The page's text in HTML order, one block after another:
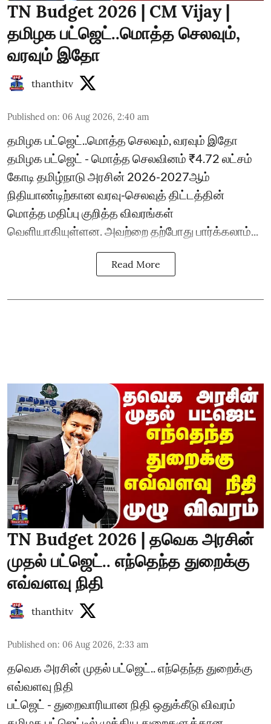
TN Budget 2026 | CM Vijay |
தமிழக பட்ஜெட்..மொத்த செலவும்,
வரவும் இதோ
thanthitv
Published on: 06 Aug 2026, 2:40 am
தமிழக பட்ஜெட்..மொத்த செலவும், வரவும் இதோ
தமிழக பட்ஜெட் - மொத்த செலவினம் ₹4.72 லட்சம்
கோடி தமிழ்நாடு அரசின் 2026-2027ஆம்
நிதியாண்டிற்கான வரவு-செலவுத் திட்டத்தின்
மொத்த மதிப்பு குறித்த விவரங்கள்
வெளியாகியுள்ளன. அவற்றை தற்போது பார்க்கலாம்...
Read More
TN Budget 2026 | தவெக அரசின்
முதல் பட்ஜெட்.. எந்தெந்த துறைக்கு
எவ்வளவு நிதி
thanthitv
Published on: 06 Aug 2026, 2:33 am
தவெக அரசின் முதல் பட்ஜெட்.. எந்தெந்த துறைக்கு
எவ்வளவு நிதி
பட்ஜெட் - துறைவாரியான நிதி ஒதுக்கீடு விவரம்